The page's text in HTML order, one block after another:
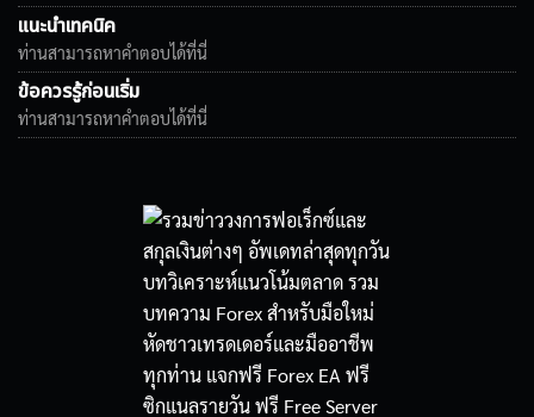
แนะนำเทคนิค
ท่านสามารถหาคำตอบได้ที่นี่
ข้อควรรู้ก่อนเริ่ม
ท่านสามารถหาคำตอบได้ที่นี่